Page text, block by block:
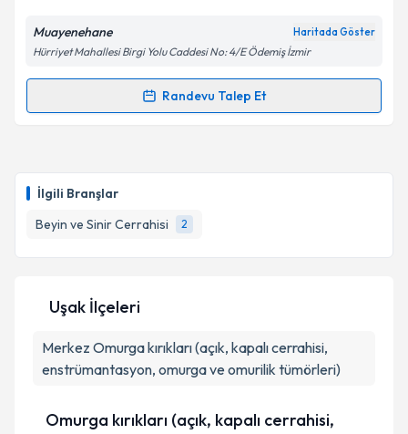
İlgili Branşlar
Beyin ve Sinir Cerrahisi
2
Kişisel verilerimin işlenmesine ilişkinAydınlatma
Metni'ni okudum ve kişisel verilerimin belirtilen
kapsamda işlenmesini kabul ediyorum.
Muayenehane Haritada Göster
Hürriyet Mahallesi Birgi Yolu Caddesi No: 4/E Ödemiş İzmir
Randevu Talep Et
Randevu Takvimi Talebi
takvim hazırlandığında e-posta ile bilgilendireceğiz.
Metni'ni okudum ve kişisel verilerimin belirtilen
kapsamda işlenmesini kabul ediyorum.
Takvim Talebini Gönder
Uşak İlçeleri
Merkez Omurga kırıkları (açık, kapalı cerrahisi,
enstrümantasyon, omurga ve omurilik tümörleri)
Omurga kırıkları (açık, kapalı cerrahisi,